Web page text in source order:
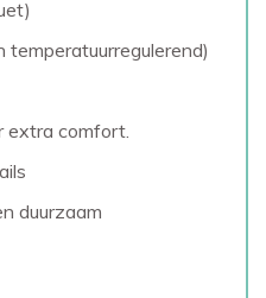
temperatuurregulerend)
extra comfort.
duurzaam